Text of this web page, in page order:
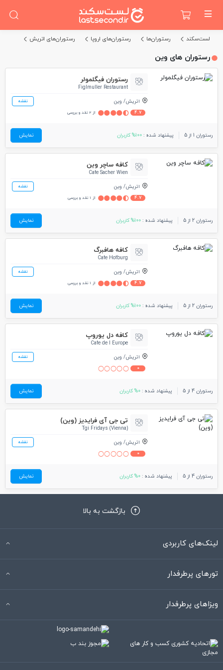
لست‌سکند رستوران‌ها رستوران‌های اروپا رستوران‌های اتریش
رستوران های وین
رستوران فیگلمولر
Figlmuller Restaurant
اتریش وین نقشه
4.7 از 2 نقد و بررسی
رستوران 1 از 5 پیشنهاد شده : 100% کاربران نمایش
کافه ساچر وین
Cafe Sacher Wien
اتریش وین نقشه
4.7 از 1 نقد و بررسی
رستوران 2 از 5 پیشنهاد شده : 100% کاربران نمایش
کافه هافبرگ
Cafe Hofburg
اتریش وین نقشه
4.7 از 1 نقد و بررسی
رستوران 2 از 5 پیشنهاد شده : 100% کاربران نمایش
کافه دل یوروپ
Cafe de l Europe
اتریش وین نقشه
0
رستوران 4 از 5 پیشنهاد شده : 0% کاربران نمایش
تی جی آی فرایدیز (وین)
Tgi Fridays (Vienna)
اتریش وین نقشه
0
رستوران 4 از 5 پیشنهاد شده : 0% کاربران نمایش
بازگشت به بالا
لینک‌های کاربردی
تورهای پرطرفدار
ویزاهای پرطرفدار